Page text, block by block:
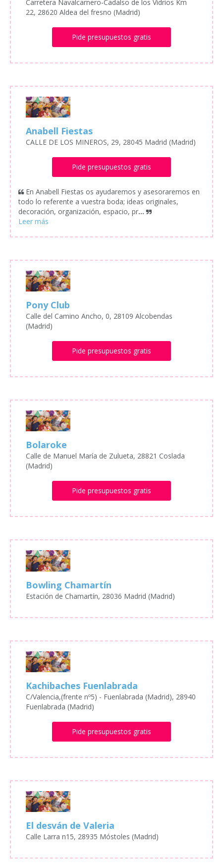
Carretera Navalcarnero-Cadalso de los Vidrios Km
22, 28620 Aldea del fresno (Madrid)
Pide presupuestos gratis
Anabell Fiestas
CALLE DE LOS MINEROS, 29, 28045 Madrid (Madrid)
Pide presupuestos gratis
En Anabell Fiestas os ayudaremos y asesoraremos en
todo lo referente a vuestra boda; ideas originales,
decoración, organización, espacio, pr...
Pony Club
Calle del Camino Ancho, 0, 28109 Alcobendas
(Madrid)
Pide presupuestos gratis
Bolaroke
Calle de Manuel María de Zulueta, 28821 Coslada
(Madrid)
Pide presupuestos gratis
Bowling Chamartín
Estación de Chamartín, 28036 Madrid (Madrid)
Kachibaches Fuenlabrada
C/Valencia,(frente nº5) - Fuenlabrada (Madrid), 28940
Fuenlabrada (Madrid)
Pide presupuestos gratis
El desván de Valeria
Calle Larra n15, 28935 Móstoles (Madrid)